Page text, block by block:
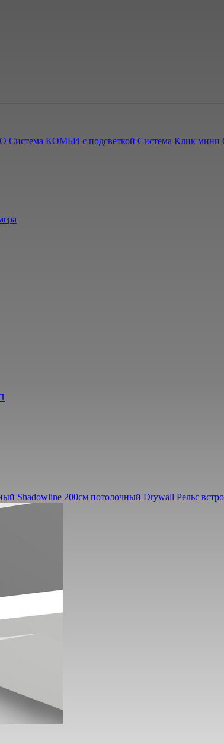
Система КОМБИ с подсветкой Система Клик мини
Shadowline 200см потолочный Drywall Рельс